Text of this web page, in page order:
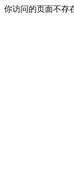
你访问的页面不存